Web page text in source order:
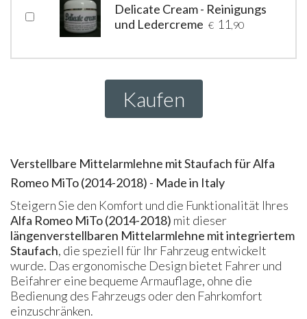
Delicate Cream - Reinigungs
und Ledercreme € 11 ,90
Kaufen
Verstellbare Mittelarmlehne mit Staufach für Alfa
Romeo MiTo (2014-2018) - Made in Italy
Steigern Sie den Komfort und die Funktionalität Ihres
Alfa Romeo MiTo (2014-2018) mit dieser
längenverstellbaren Mittelarmlehne mit integriertem
Staufach, die speziell für Ihr Fahrzeug entwickelt
wurde. Das ergonomische Design bietet Fahrer und
Beifahrer eine bequeme Armauflage, ohne die
Bedienung des Fahrzeugs oder den Fahrkomfort
einzuschränken.